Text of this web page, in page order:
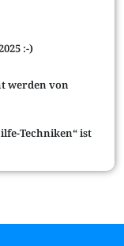
:-)
werden von
Techniken“ ist